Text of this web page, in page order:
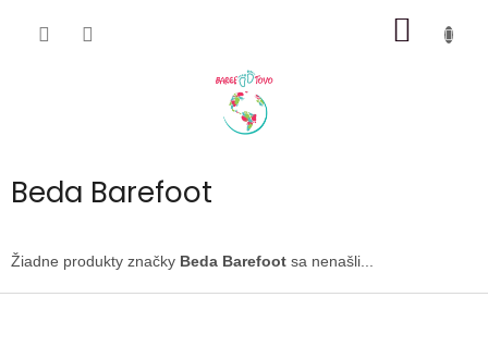
Beda Barefoot
Žiadne produkty značky Beda Barefoot sa nenašli...
Z